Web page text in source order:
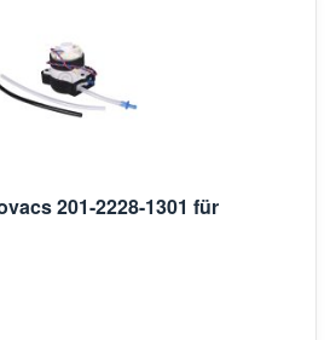
201-2228-1301 für